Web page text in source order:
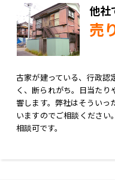
他社
売
古家が建っている、行政認
く、断られがち。日当た
響します。弊社はそういっ
いますのでご相談ください
相談可です。